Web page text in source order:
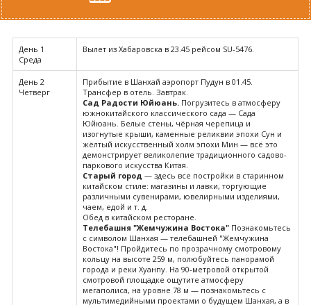
День 1
Среда
Вылет из Хабаровска в 23.45 рейсом SU-5476.
День 2
Четверг
Прибытие в Шанхай аэропорт Пудун в 01.45.
Трансфер в отель. Завтрак.
Сад Радости Юйюань. Погрузитесь в атмосферу
южнокитайского классического сада — Сада
Юйюань. Белые стены, чёрная черепица и
изогнутые крыши, каменные реликвии эпохи Сун и
жёлтый искусственный холм эпохи Мин — всё это
демонстрирует великолепие традиционного садово-
паркового искусства Китая.
Старый город — здесь все постройки в старинном
китайском стиле: магазины и лавки, торгующие
различными сувенирами, ювелирными изделиями,
чаем, едой и т. д.
Обед в китайском ресторане.
Телебашня "Жемчужина Востока" Познакомьтесь
с символом Шанхая — телебашней "Жемчужина
Востока"! Пройдитесь по прозрачному смотровому
кольцу на высоте 259 м, полюбуйтесь панорамой
города и реки Хуанпу. На 90-метровой открытой
смотровой площадке ощутите атмосферу
мегаполиса, на уровне 78 м — познакомьтесь с
мультимедийными проектами о будущем Шанхая, а в